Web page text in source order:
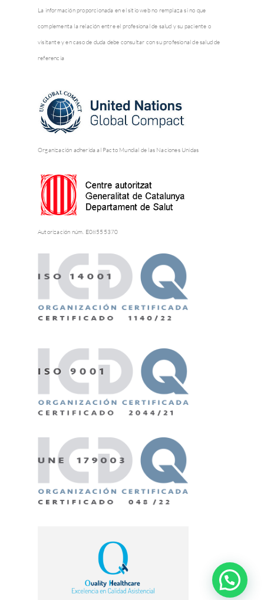
La información proporcionada en el sitio web no remplaza si no que
complementa la relación entre el profesional de salud y su paciente o
visitante y en caso de duda debe consultar con su profesional de salud de
referencia
Organización adherida al Pacto Mundial de las Naciones Unidas
Autorización núm. E08555370